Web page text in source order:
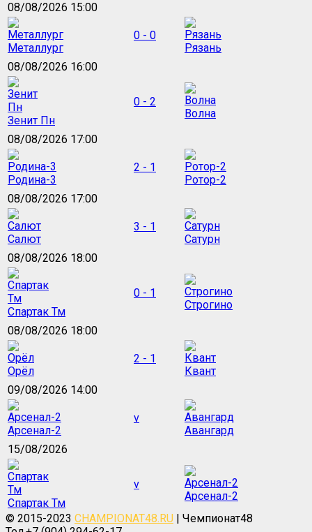
08/08/2026 15:00
Металлург
0 - 0
Рязань
08/08/2026 16:00
Зенит Пн
0 - 2
Волна
08/08/2026 17:00
Родина-3
2 - 1
Ротор-2
08/08/2026 17:00
Салют
3 - 1
Сатурн
08/08/2026 18:00
Спартак Тм
0 - 1
Строгино
08/08/2026 18:00
Орёл
2 - 1
Квант
09/08/2026 14:00
Арсенал-2
v
Авангард
15/08/2026
Спартак Тм
v
Арсенал-2
© 2015-2023 CHAMPIONAT48.RU | Чемпионат48